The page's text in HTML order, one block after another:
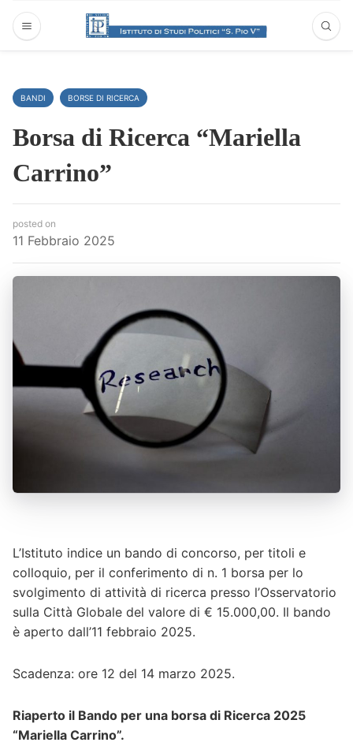
BANDI BORSE DI RICERCA
Borsa di Ricerca “Mariella
Carrino”
posted on
11 Febbraio 2025
L’Istituto indice un bando di concorso, per titoli e
colloquio, per il conferimento di n. 1 borsa per lo
svolgimento di attività di ricerca presso l’Osservatorio
sulla Città Globale del valore di € 15.000,00. Il bando
è aperto dall’11 febbraio 2025.
Scadenza: ore 12 del 14 marzo 2025.
Riaperto il Bando per una borsa di Ricerca 2025
“Mariella Carrino”.